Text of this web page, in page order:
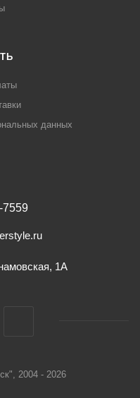
данных
7559
1А
2004 - 2026